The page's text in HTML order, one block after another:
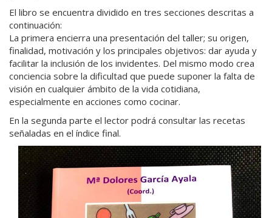
El libro se encuentra dividido en tres secciones descritas a
continuación:
La primera encierra una presentación del taller; su origen,
finalidad, motivación y los principales objetivos: dar ayuda y
facilitar la inclusión de los invidentes. Del mismo modo crea
conciencia sobre la dificultad que puede suponer la falta de
visión en cualquier ámbito de la vida cotidiana,
especialmente en acciones como cocinar.
En la segunda parte el lector podrá consultar las recetas
señaladas en el índice final.